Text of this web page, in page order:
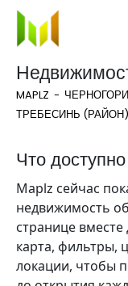
MAPLZ
ТРЕБЕСИНЬ (РАЙОН)
Что
Maplz сейчас
недвижимость
странице
карта, фильтры,
локации, чтобы